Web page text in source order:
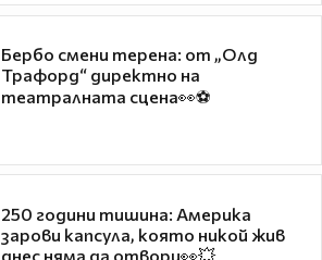
Бербо смени терена: от „Олд
Трафорд“ директно на
театралната сцена👀⚽
250 години тишина: Америка
зарови капсула, която никой жив
днес няма да отвори👀💥